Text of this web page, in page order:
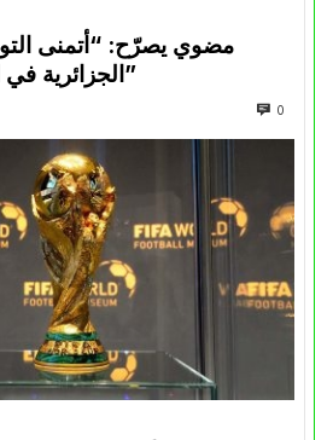
مضوي يصرّح: “أتمنى
الجزائرية في المسابقات القارية”
0